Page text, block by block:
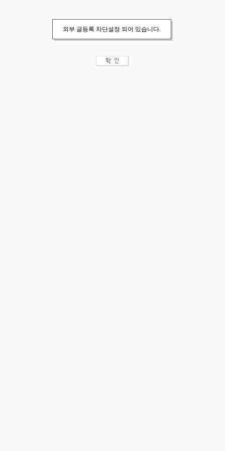
외부 글등록 차단설정 되어 있습니다.